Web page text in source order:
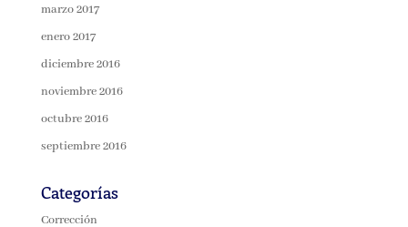
marzo 2017
enero 2017
diciembre 2016
noviembre 2016
octubre 2016
septiembre 2016
Categorías
Corrección